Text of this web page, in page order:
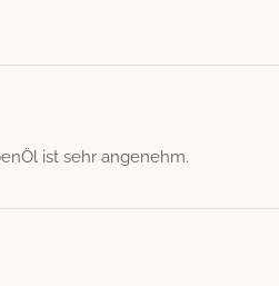
ist sehr angenehm.